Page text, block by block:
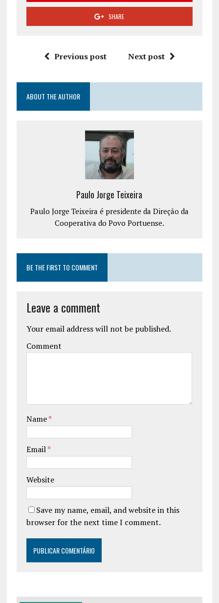
SHARE
Previous post Next post
ABOUT THE AUTHOR
Paulo Jorge Teixeira
Paulo Jorge Teixeira é presidente da Direção da
Cooperativa do Povo Portuense.
BE THE FIRST TO COMMENT
Leave a comment
Your email address will not be published.
Comment
Name*
Email*
Website
Save my name, email, and website in this
browser for the next time I comment.